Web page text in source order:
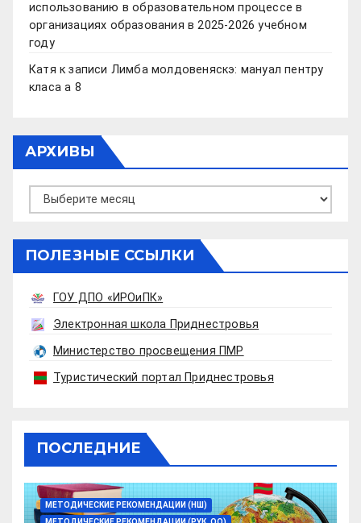
использованию в образовательном процессе в
организациях образования в 2025-2026 учебном
году
Катя к записи Лимба молдовеняскэ: мануал пентру
класа а 8
АРХИВЫ
Архивы
ПОЛЕЗНЫЕ ССЫЛКИ
ГОУ ДПО «ИРОиПК»
Электронная школа Приднестровья
Министерство просвещения ПМР
Туристический портал Приднестровья
ПОСЛЕДНИЕ
МЕТОДИЧЕСКИЕ РЕКОМЕНДАЦИИ (НШ)